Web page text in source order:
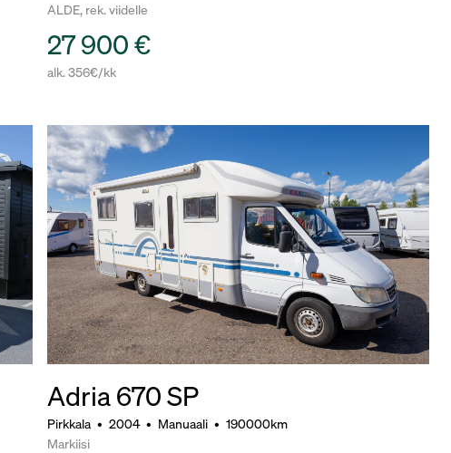
ALDE, rek. viidelle
27 900 €
alk. 356€/kk
Adria 670 SP
Pirkkala • 2004 • Manuaali • 190000km
Markiisi